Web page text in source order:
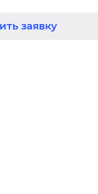
заявку